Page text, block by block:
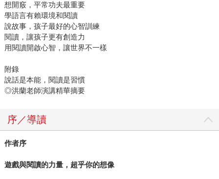
想開竅，平常功夫最重要
學語言有賴環境和閱讀
說故事，孩子最好的心智訓練
閱讀，讓孩子更有創造力
用閱讀開啟心智，讓世界不一樣
附錄
說話是本能，閱讀是習慣
◎洪蘭老師演講精華摘要
序／導讀
作者序
遊戲與閱讀的力量，超乎你的想像